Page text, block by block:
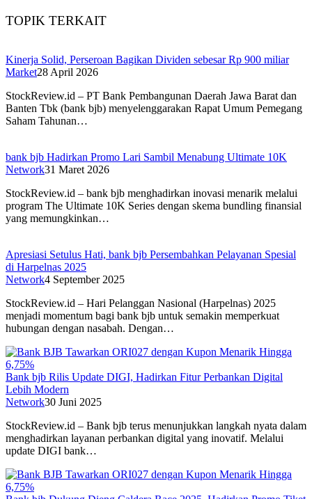
TOPIK TERKAIT
Kinerja Solid, Perseroan Bagikan Dividen sebesar Rp 900 miliar
Market28 April 2026
StockReview.id – PT Bank Pembangunan Daerah Jawa Barat dan
Banten Tbk (bank bjb) menyelenggarakan Rapat Umum Pemegang
Saham Tahunan…
bank bjb Hadirkan Promo Lari Sambil Menabung Ultimate 10K
Network31 Maret 2026
StockReview.id – bank bjb menghadirkan inovasi menarik melalui
program The Ultimate 10K Series dengan skema bundling finansial
yang memungkinkan…
Apresiasi Setulus Hati, bank bjb Persembahkan Pelayanan Spesial
di Harpelnas 2025
Network4 September 2025
StockReview.id – Hari Pelanggan Nasional (Harpelnas) 2025
menjadi momentum bagi bank bjb untuk semakin memperkuat
hubungan dengan nasabah. Dengan…
Bank bjb Rilis Update DIGI, Hadirkan Fitur Perbankan Digital
Lebih Modern
Network30 Juni 2025
StockReview.id – Bank bjb terus menunjukkan langkah nyata dalam
menghadirkan layanan perbankan digital yang inovatif. Melalui
update DIGI bank…